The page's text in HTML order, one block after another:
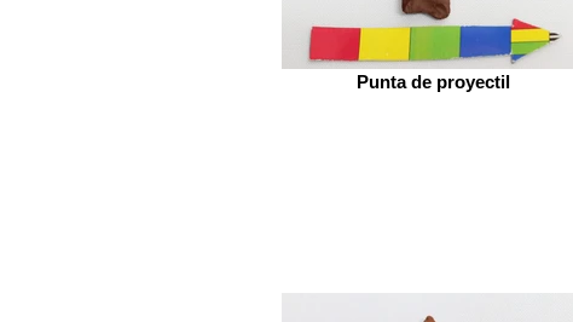
Punta de proyectil